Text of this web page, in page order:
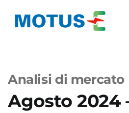
Studi e
Analisi di mercato
Agosto 2024